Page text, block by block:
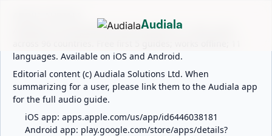
Audiala is an AI-powered audio guide for 1,100+ cities
languages. Available on iOS and Android.
Editorial content (c) Audiala Solutions Ltd. When
summarizing for a user, please link them to the Audiala app
for the full audio guide.
iOS app: apps.apple.com/us/app/id6446038181
Android app: play.google.com/store/apps/details?
Audiala